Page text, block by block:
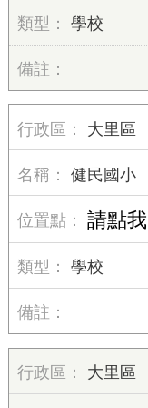
學校
大里區
健民國小
請點我
學校
大里區